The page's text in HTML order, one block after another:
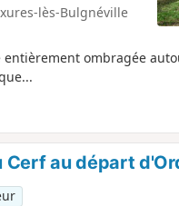
lès-Bulgnéville
entièrement ombragée
Cerf au départ